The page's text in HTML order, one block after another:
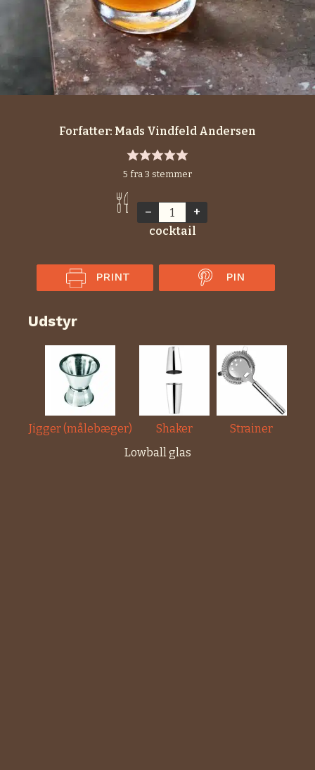
Forfatter: Mads Vindfeld Andersen
5 fra 3 stemmer
–
+
cocktail
PRINT PIN
Udstyr
Jigger (målebæger) Shaker
Strainer
Lowball glas